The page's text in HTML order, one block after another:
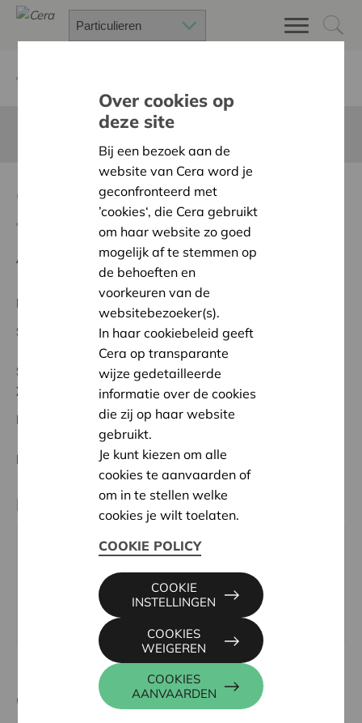
Groeiplek
Terug naar overzicht
Ambitie: Warme en zorgzame buurten voor iedereen
Regionaal Project
Startdatum:
12/02/2026
Status:
In behandeling
Zuid-Limburg
Datum:
12/02/2026
Beslissing: Goedgekeurd
Partner
HABBEKRATS VZW, EDWARD ANSEELEPLEIN 3,
09 234 23 49
www.habbekrats.be
Contactpersoon
Over cookies op
deze site
Bij een bezoek aan de
website van Cera word je
geconfronteerd met
’cookies‘, die Cera gebruikt
om haar website zo goed
mogelijk af te stemmen op
de behoeften en
voorkeuren van de
websitebezoeker(s).
In haar cookiebeleid geeft
Cera op transparante
wijze gedetailleerde
informatie over de cookies
die zij op haar website
gebruikt.
Je kunt kiezen om alle
cookies te aanvaarden of
om in te stellen welke
cookies je wilt toelaten.
COOKIE POLICY
COOKIES
AANVAARDEN
COOKIES
WEIGEREN
COOKIE
INSTELLINGEN